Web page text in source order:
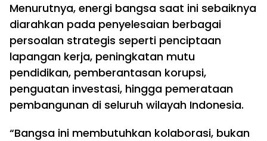
Menurutnya, energi bangsa saat ini sebaiknya
diarahkan pada penyelesaian berbagai
persoalan strategis seperti penciptaan
lapangan kerja, peningkatan mutu
pendidikan, pemberantasan korupsi,
penguatan investasi, hingga pemerataan
pembangunan di seluruh wilayah Indonesia.
“Bangsa ini membutuhkan kolaborasi, bukan